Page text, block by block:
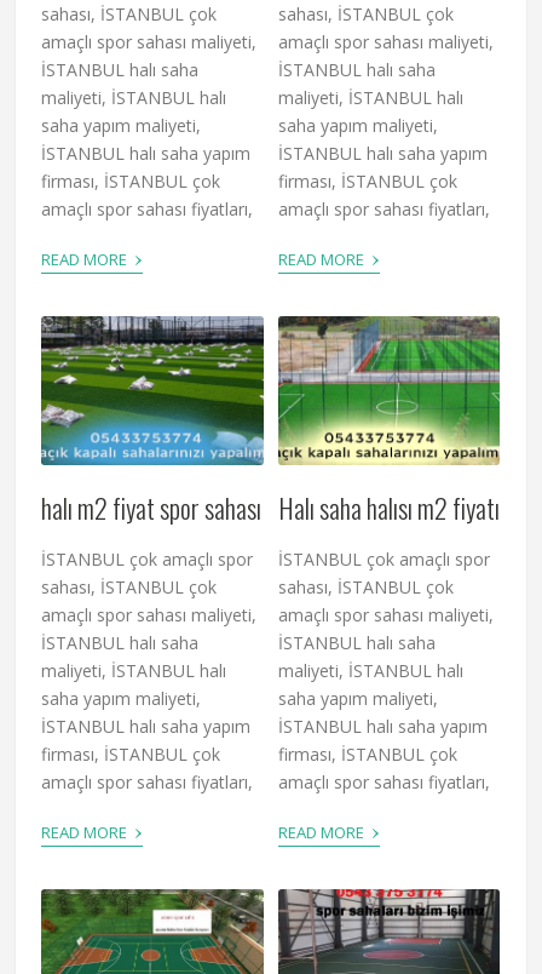
sahası, İSTANBUL çok
amaçlı spor sahası maliyeti,
İSTANBUL halı saha
maliyeti, İSTANBUL halı
saha yapım maliyeti,
İSTANBUL halı saha yapım
firması, İSTANBUL çok
amaçlı spor sahası fiyatları,
READ MORE ›
sahası, İSTANBUL çok
amaçlı spor sahası maliyeti,
İSTANBUL halı saha
maliyeti, İSTANBUL halı
saha yapım maliyeti,
İSTANBUL halı saha yapım
firması, İSTANBUL çok
amaçlı spor sahası fiyatları,
READ MORE ›
halı m2 fiyat spor sahası
İSTANBUL çok amaçlı spor
sahası, İSTANBUL çok
amaçlı spor sahası maliyeti,
İSTANBUL halı saha
maliyeti, İSTANBUL halı
saha yapım maliyeti,
İSTANBUL halı saha yapım
firması, İSTANBUL çok
amaçlı spor sahası fiyatları,
READ MORE ›
Halı saha halısı m2 fiyatı
İSTANBUL çok amaçlı spor
sahası, İSTANBUL çok
amaçlı spor sahası maliyeti,
İSTANBUL halı saha
maliyeti, İSTANBUL halı
saha yapım maliyeti,
İSTANBUL halı saha yapım
firması, İSTANBUL çok
amaçlı spor sahası fiyatları,
READ MORE ›